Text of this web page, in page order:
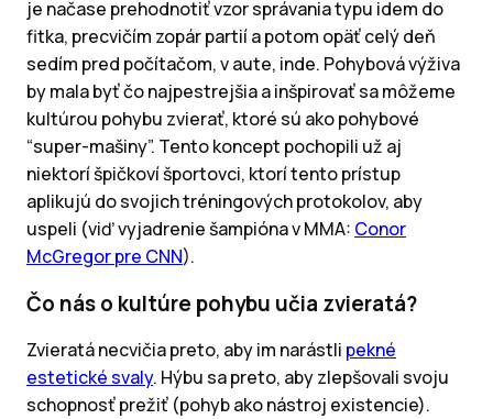
je načase prehodnotiť vzor správania typu idem do
fitka, precvičím zopár partií a potom opäť celý deň
sedím pred počítačom, v aute, inde. Pohybová výživa
by mala byť čo najpestrejšia a inšpirovať sa môžeme
kultúrou pohybu zvierať, ktoré sú ako pohybové
“super-mašiny”. Tento koncept pochopili už aj
niektorí špičkoví športovci, ktorí tento prístup
aplikujú do svojich tréningových protokolov, aby
uspeli (viď vyjadrenie šampióna v MMA: Conor
McGregor pre CNN).
Čo nás o kultúre pohybu učia zvieratá?
Zvieratá necvičia preto, aby im narástli pekné
estetické svaly. Hýbu sa preto, aby zlepšovali svoju
schopnosť prežiť (pohyb ako nástroj existencie).